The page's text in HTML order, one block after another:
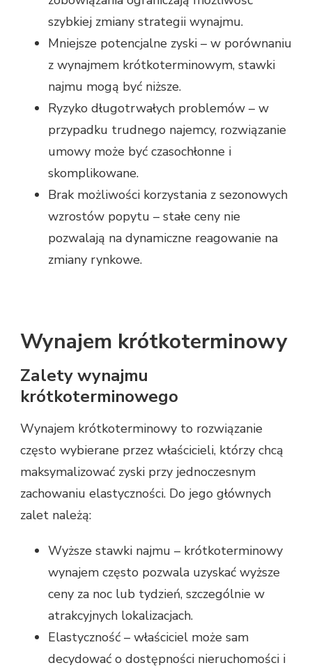
szybkiej zmiany strategii wynajmu.
Mniejsze potencjalne zyski – w porównaniu
z wynajmem krótkoterminowym, stawki
najmu mogą być niższe.
Ryzyko długotrwałych problemów – w
przypadku trudnego najemcy, rozwiązanie
umowy może być czasochłonne i
skomplikowane.
Brak możliwości korzystania z sezonowych
wzrostów popytu – stałe ceny nie
pozwalają na dynamiczne reagowanie na
zmiany rynkowe.
Wynajem krótkoterminowy
Zalety wynajmu
krótkoterminowego
Wynajem krótkoterminowy to rozwiązanie
często wybierane przez właścicieli, którzy chcą
maksymalizować zyski przy jednoczesnym
zachowaniu elastyczności. Do jego głównych
zalet należą:
Wyższe stawki najmu – krótkoterminowy
wynajem często pozwala uzyskać wyższe
ceny za noc lub tydzień, szczególnie w
atrakcyjnych lokalizacjach.
Elastyczność – właściciel może sam
decydować o dostępności nieruchomości i